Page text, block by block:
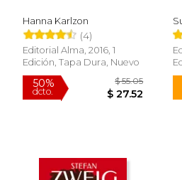
Hanna Karlzon
(4)
Editorial Alma, 2016, 1
Edición, Tapa Dura, Nuevo